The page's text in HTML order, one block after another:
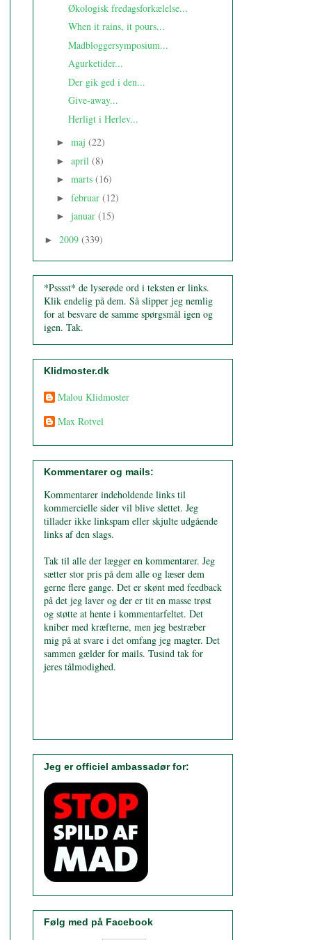
Økologisk fredagsforkælelse...
When it rains, it pours...
Madbloggersymposium...
Agurketider...
Der gik ged i den...
Give-away...
Herligt i Herlev...
► maj (22)
► april (8)
► marts (16)
► februar (12)
► januar (15)
► 2009 (339)
*Psssst* de lyserøde ord i teksten er links.
Klik endelig på dem. Så slipper jeg nemlig
for at besvare de samme spørgsmål igen og
igen. Tak.
Klidmoster.dk
Malou Klidmoster
Max Rotvel
Kommentarer og mails:
Kommentarer indeholdende links til
kommercielle sider vil blive slettet. Jeg
tillader ikke linkspam eller skjulte udgående
links af den slags.
Tak til alle der lægger en kommentarer. Jeg
sætter stor pris på dem alle og læser dem
gerne flere gange. Det er skønt med feedback
på det jeg laver og der er tit en masse trøst
og støtte at hente i kommentarfeltet. Det
kniber med kræfterne, men jeg bestræber
mig på at svare i det omfang jeg magter. Det
sammen gælder for mails. Tusind tak for
jeres tålmodighed.
Jeg er officiel ambassadør for:
Følg med på Facebook